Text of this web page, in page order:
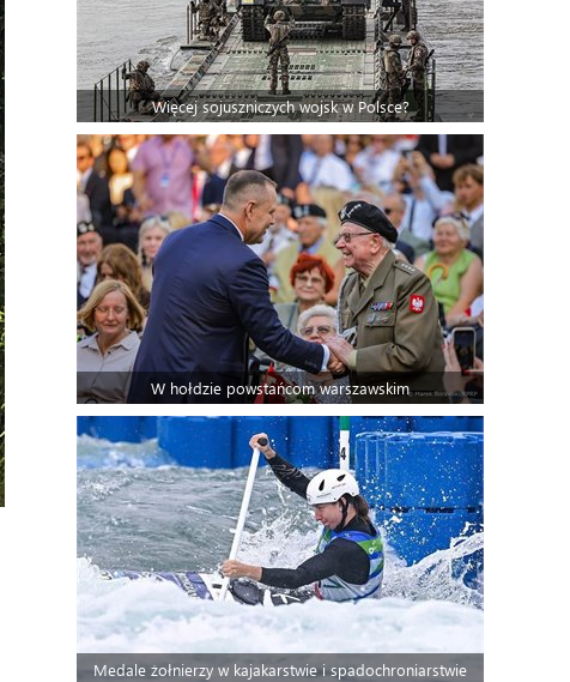
Więcej sojuszniczych wojsk w Polsce?
W hołdzie powstańcom warszawskim
Medale żołnierzy w kajakarstwie i spadochroniarstwie